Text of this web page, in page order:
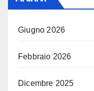
Giugno 2026
Febbraio 2026
Dicembre 2025